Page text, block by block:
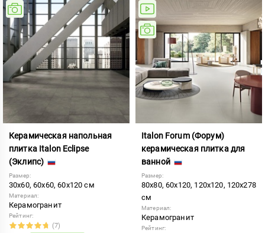
Керамическая напольная
плитка Italon Eclipse
(Эклипс)
Размер:
30x60, 60x60, 60x120 см
Материал:
Керамогранит
Рейтинг:
(7)
Italon Forum (Форум)
керамическая плитка для
ванной
Размер:
80x80, 60x120, 120x120, 120x278
см
Материал:
Керамогранит
Рейтинг: